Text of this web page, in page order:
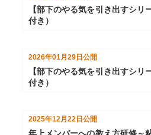
【部下のやる気を引き出すシリ
付き）
2026年01月29日公開
【部下のやる気を引き出すシリ
付き）
2025年12月22日 公開